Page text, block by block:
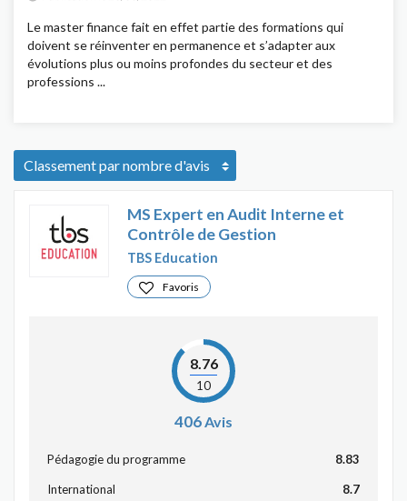
Le master finance fait en effet partie des formations qui
doivent se réinventer en permanence et s’adapter aux
évolutions plus ou moins profondes du secteur et des
professions ...
MS Expert en Audit Interne et
Contrôle de Gestion
TBS Education
Favoris
8.76
10
406Avis
Pédagogie du programme 8.83
International 8.7